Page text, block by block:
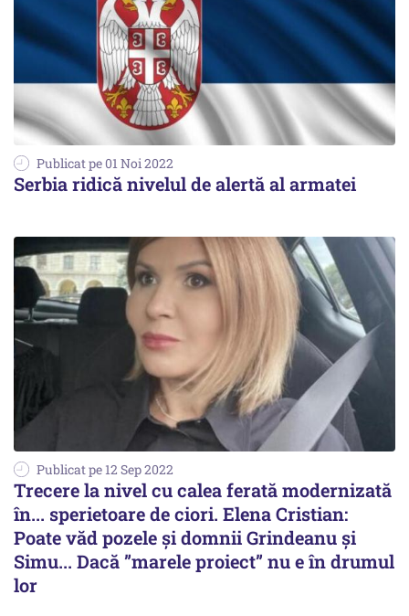
Publicat pe 01 Noi 2022
Serbia ridică nivelul de alertă al armatei
Publicat pe 12 Sep 2022
Trecere la nivel cu calea ferată modernizată
în... sperietoare de ciori. Elena Cristian:
Poate văd pozele și domnii Grindeanu și
Simu... Dacă ”marele proiect” nu e în drumul
lor